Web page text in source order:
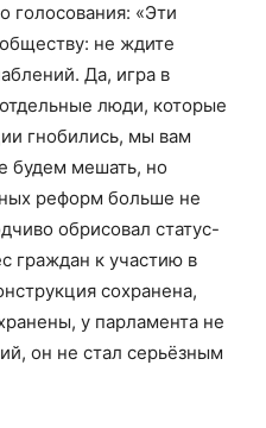
голосования: «Эти
не ждите
Да, игра в
люди, которые
гнобились, мы вам
будем мешать, но
реформ больше не
обрисовал статус-
граждан к участию в
сохранена,
у парламента не
он не стал серьёзным